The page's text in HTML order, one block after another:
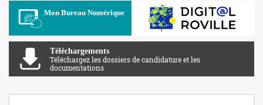
Mon Bureau Numérique Apolearn
Téléchargements
Téléchargez les dossiers de candidature et les
documentations